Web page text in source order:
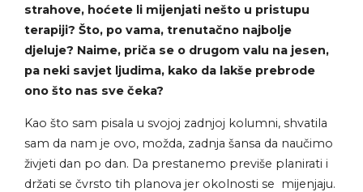
strahove, hoćete li mijenjati nešto u pristupu
terapiji? Što, po vama, trenutačno najbolje
djeluje? Naime, priča se o drugom valu na jesen,
pa neki savjet ljudima, kako da lakše prebrode
ono što nas sve čeka?
Kao što sam pisala u svojoj zadnjoj kolumni, shvatila
sam da nam je ovo, možda, zadnja šansa da naučimo
živjeti dan po dan. Da prestanemo previše planirati i
držati se čvrsto tih planova jer okolnosti se mijenjaju.